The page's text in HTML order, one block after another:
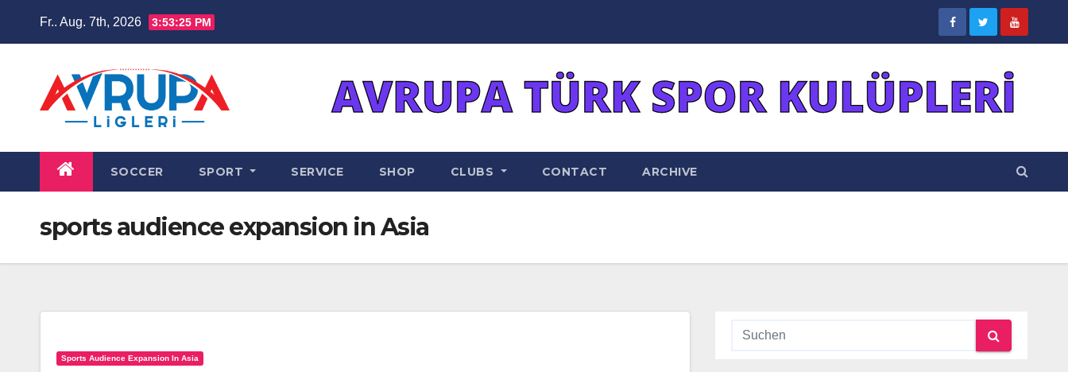
Fr.. Aug. 7th, 2026 3:53:26 PM
SOCCER SPORT SERVICE SHOP CLUBS CONTACT ARCHIVE
sports audience expansion in Asia
Sports Audience Expansion In Asia